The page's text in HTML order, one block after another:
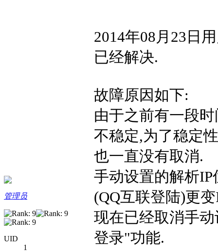
管理员
UID
1
2014年08月23日
已经解决.
故障原因如下:
由于之前有一段
不稳定,为了稳定
也一直没有取消.
手动设置的解析
(QQ互联登陆)更
现在已经取消手
登录"功能.